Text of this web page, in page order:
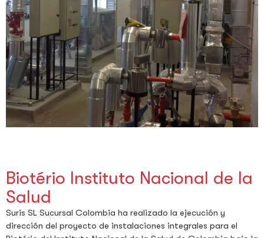
Biotério Instituto Nacional de la
Salud
Suris SL Sucursal Colombia ha realizado la ejecución y
dirección del proyecto de instalaciones integrales para el